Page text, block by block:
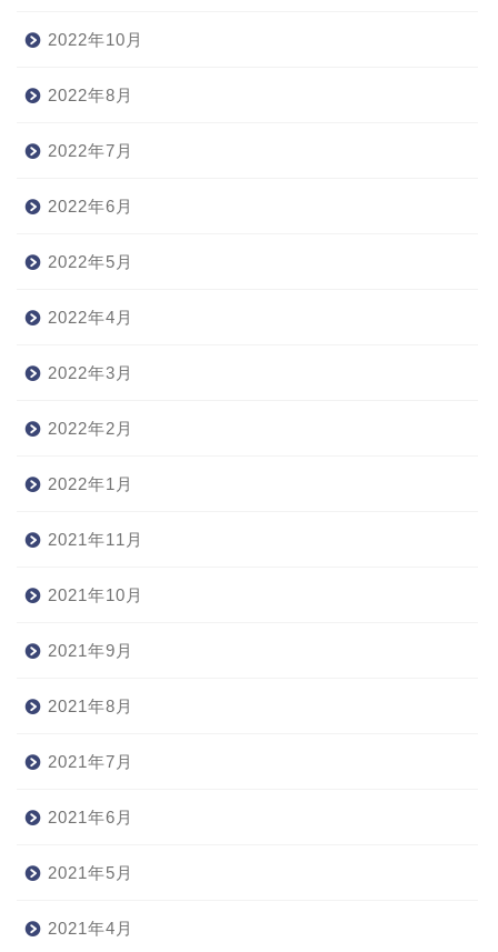
2022年10月
2022年8月
2022年7月
2022年6月
2022年5月
2022年4月
2022年3月
2022年2月
2022年1月
2021年11月
2021年10月
2021年9月
2021年8月
2021年7月
2021年6月
2021年5月
2021年4月